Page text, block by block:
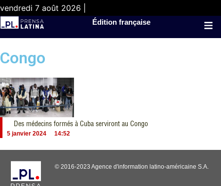
vendredi 7 août 2026 |
Édition française
Congo
Des médecins formés à Cuba serviront au Congo
5 janvier 2024 14:52
© 2016-2023 Agence d'information latino-américaine S.A.